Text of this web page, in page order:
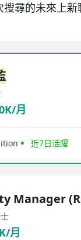
搜尋的未來上新
月
近7日活躍
Manager
月